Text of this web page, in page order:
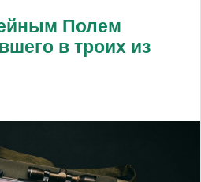
Полем
в троих из